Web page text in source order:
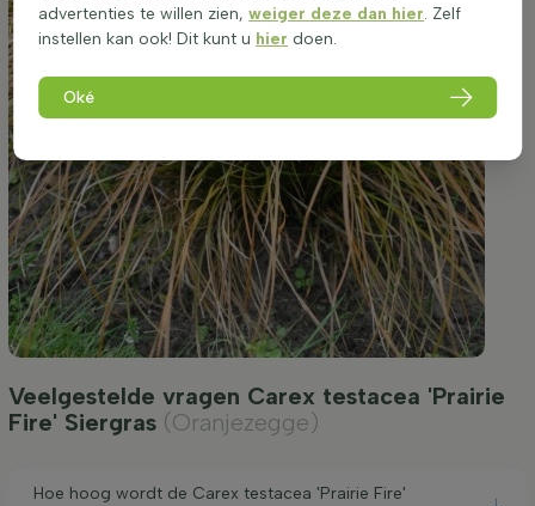
Veelgestelde vragen Carex testacea 'Prairie
Fire' Siergras (Oranjezegge)
Hoe hoog wordt de Carex testacea 'Prairie Fire'
advertenties te willen zien,weiger deze dan hier. Zelf
instellen kan ook! Dit kunt u hier doen.
Oké